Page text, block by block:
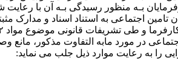
بـه منظور رسیدگی بـه آن با رعایت
تامین اجتماعی به استناد اسناد و
مواد ٤٢ الی ٤٤ قانون تامین اجتماعی، نسبت به وصول آن اقدام نماید.
را به رعایت موارد ذیل جلب می نماید: